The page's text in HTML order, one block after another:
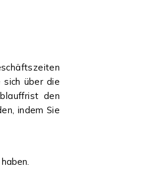
sich über die
den
indem Sie